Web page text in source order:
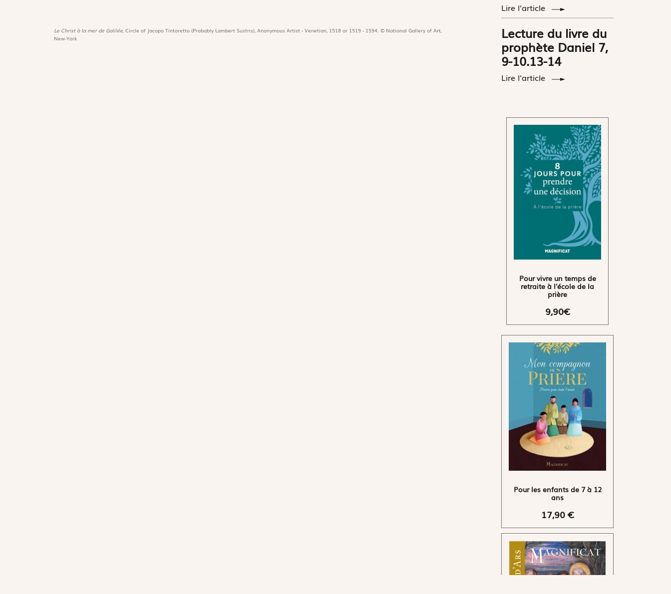
Le Christ à la mer de Galilée, Circle of Jacopo Tintoretto (Probably Lambert Sustris), Anonymous Artist - Venetian, 1518 or 1519 - 1594. © National Gallery of Art,
New-York
Lire l'article
Lecture du livre du
prophète Daniel 7,
9-10.13-14
Lire l'article
Pour vivre un temps de
retraite à l'école de la
prière
9,90€
Pour les enfants de 7 à 12
ans
17,90 €